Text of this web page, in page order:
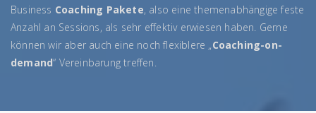
Business Coaching Pakete, also eine themenabhängige feste
Anzahl an Sessions, als sehr effektiv erwiesen haben. Gerne
können wir aber auch eine noch flexiblere „Coaching-on-
demand“ Vereinbarung treffen.